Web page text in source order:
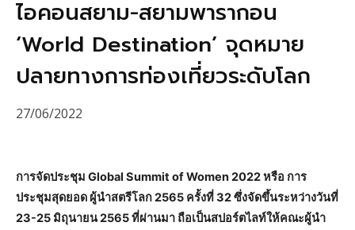
ไอคอนสยาม-สยามพารากอน
‘World Destination’ จุดหมาย
ปลายทางการท่องเที่ยวระดับโลก
27/06/2022
การจัดประชุม Global Summit of Women 2022 หรือ การ
ประชุมสุดยอด ผู้นำสตรีโลก 2565 ครั้งที่ 32 ซึ่งจัดขึ้นระหว่างวันที่
23-25 มิถุนายน 2565 ที่ผ่านมา ถือเป็นสปอร์ตไลท์ให้คณะผู้นำ